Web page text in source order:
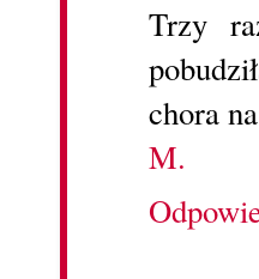
Trzy
chora
M.